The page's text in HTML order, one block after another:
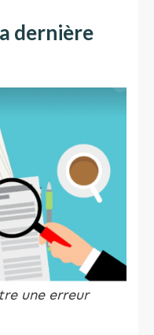
dernière
une erreur